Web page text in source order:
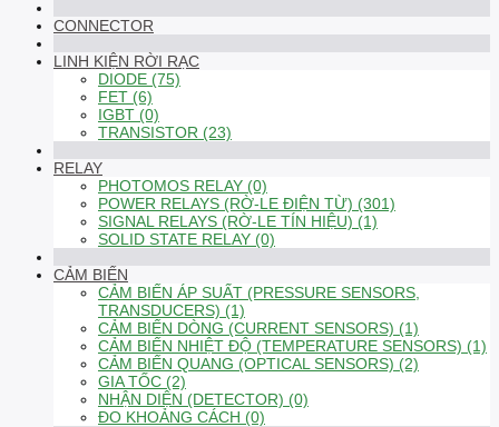
CONNECTOR
LINH KIỆN RỜI RẠC
DIODE (75)
FET (6)
IGBT (0)
TRANSISTOR (23)
RELAY
PHOTOMOS RELAY (0)
POWER RELAYS (RỜ-LE ĐIỆN TỪ) (301)
SIGNAL RELAYS (RỜ-LE TÍN HIỆU) (1)
SOLID STATE RELAY (0)
CẢM BIẾN
CẢM BIẾN ÁP SUẤT (PRESSURE SENSORS,
TRANSDUCERS) (1)
CẢM BIẾN DÒNG (CURRENT SENSORS) (1)
CẢM BIẾN NHIỆT ĐỘ (TEMPERATURE SENSORS) (1)
CẢM BIẾN QUANG (OPTICAL SENSORS) (2)
GIA TỐC (2)
NHẬN DIỆN (DETECTOR) (0)
ĐO KHOẢNG CÁCH (0)